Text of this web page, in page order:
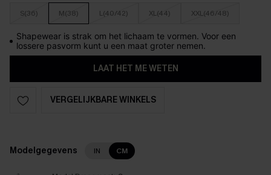
S(36) M(38) L(40/42) XL(44) XXL(46/48)
Shapewear is strak om het lichaam te vormen. Voor een
lossere pasvorm kunt u een maat groter nemen.
LAAT HET ME WETEN
VERGELIJKBARE WINKELS
Modelgegevens IN CM